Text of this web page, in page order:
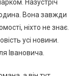
Назустріч
Вона завжди
ніхто не знає.
усі новини.
Івановича.